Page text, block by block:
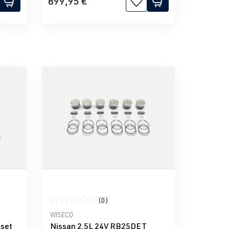
estrellas Calificación promedio de 0 de 5 estrellas
(0)
WISECO
Nissan 2.5L 24V RB25DET